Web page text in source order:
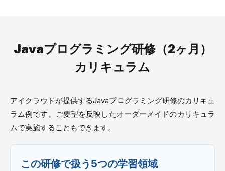
Javaプログラミング研修（2ヶ月）
カリキュラム
アイクラウドが提供するJavaプログラミング研修のカリキュ
ラム例です。ご要望を反映したオーダーメイドのカリキュラ
ムで実施することもできます。
この研修で扱う5つの学習領域